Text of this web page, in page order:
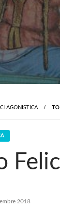
AGONISTICA
2018